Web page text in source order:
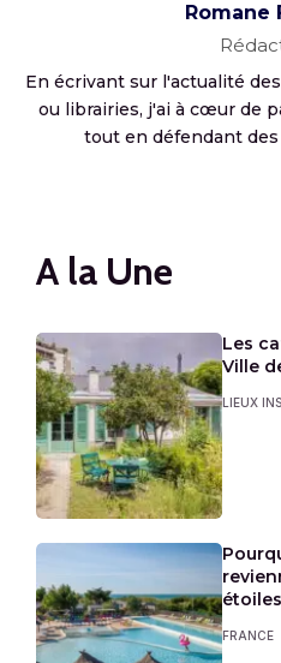
Romane
En écrivant sur l'actualité
ou librairies, j'ai à cœur de
tout en défendant
A la Une
Les
Ville
LIEUX
FRANCE